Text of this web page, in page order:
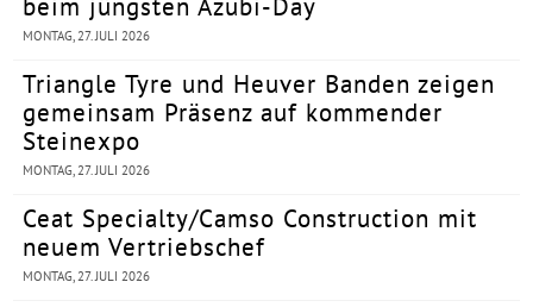
beim jüngsten Azubi-Day
MONTAG, 27. JULI 2026
Triangle Tyre und Heuver Banden zeigen
gemeinsam Präsenz auf kommender
Steinexpo
MONTAG, 27. JULI 2026
Ceat Specialty/Camso Construction mit
neuem Vertriebschef
MONTAG, 27. JULI 2026